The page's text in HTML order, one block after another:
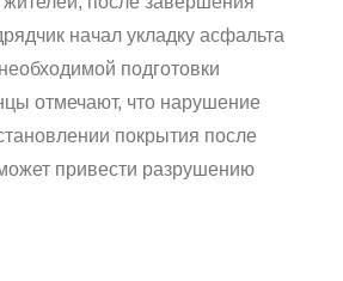
начал укладку асфальта
подготовки
отмечают, что нарушение
покрытия после
привести разрушению